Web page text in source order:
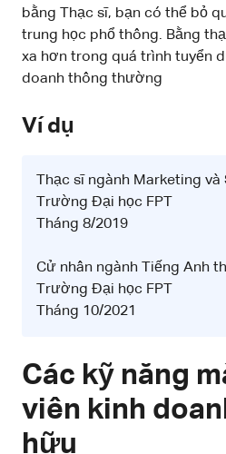
bằng Thạc sĩ, bạn có thể bỏ
trung học phổ thông. Bằng
xa hơn trong quá trình tuyển
doanh thông thường
Ví dụ
Thạc sĩ ngành Marketing và
Trường Đại học FPT
Tháng 8/2019
Cử nhân ngành Tiếng Anh
Trường Đại học FPT
Tháng 10/2021
Các kỹ năng
viên kinh
hữu